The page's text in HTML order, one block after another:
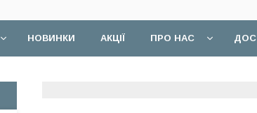
НОВИНКИ АКЦІЇ ПРО НАС